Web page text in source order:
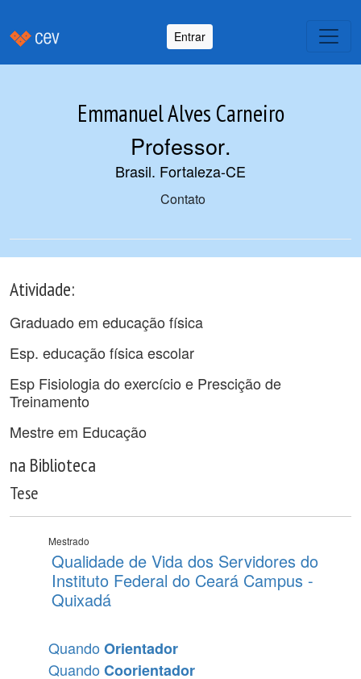
Entrar
Emmanuel Alves Carneiro
Professor.
Brasil. Fortaleza-CE
Contato
Atividade:
Graduado em educação física
Esp. educação física escolar
Esp Fisiologia do exercício e Prescição de
Treinamento
Mestre em Educação
na Biblioteca
Tese
Mestrado
Qualidade de Vida dos Servidores do
Instituto Federal do Ceará Campus -
Quixadá
Quando Orientador
Quando Coorientador